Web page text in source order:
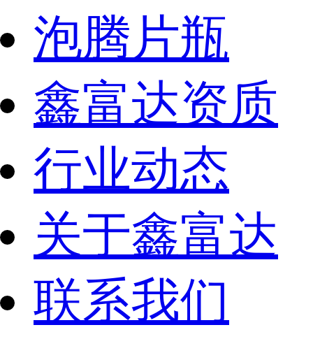
泡腾片瓶
鑫富达资质
行业动态
关于鑫富达
联系我们